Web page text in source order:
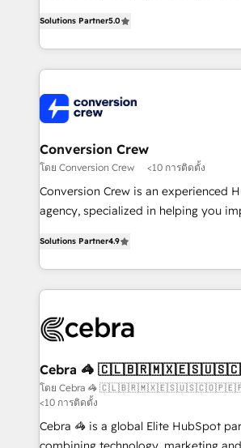
developers, designers, and marketers
aspects of your HubSpot. ✨ 400+ global clients ✨
100+ seamless migrations from 15+
implementations, and 5,000+ pages
generating 7-digit MRR from inbound
CS: 245% organic growth & +751%
full-funnel HubSpot project ✨ CS:
boost with a new HubSpot site Recognized leaders:
🏆 HubSpot Platform Migration
Inbound Campaign of the Year 🏆
Award for Best Website 🌟
Solutions Partner5.0
Conversion Crew
โดย Conversion Crew <10 การติดตั้ง
Conversion Crew is an experienced
agency, specialized in helping you
Implementing HubSpot (CRM,
Service and Operations) -
looking websites in the HubSpot
systems you use You need a clear method to reach
current processes together, from
focused action plan. By implementing
your day-to-day business, you will
results fast. This creates space for growth!
know how we can help? Contact us to
Solutions Partner4.9
Cebra 🦓
โดย Cebra 🦓
<10 การติดตั้ง
Cebra 🦓 is a global Elite HubSpot